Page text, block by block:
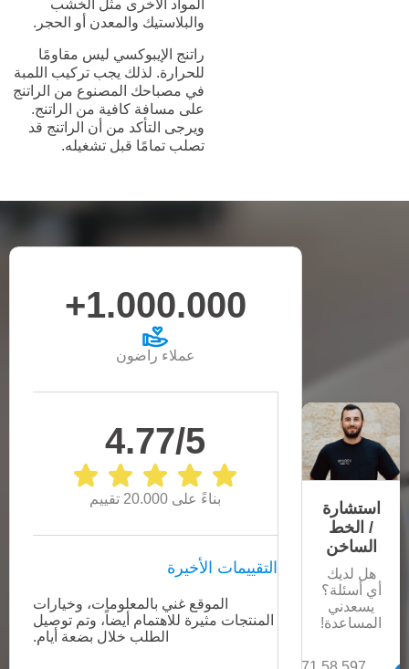
المواد الأخرى مثل الخشب
والبلاستيك والمعدن أو الحجر.
راتنج الإيبوكسي ليس مقاومًا
للحرارة. لذلك يجب تركيب اللمبة
في مصباحك المصنوع من الراتنج
على مسافة كافية من الراتنج.
ويرجى التأكد من أن الراتنج قد
تصلب تمامًا قبل تشغيله.
استشارة
/ الخط
الساخن
هل لديك
أي أسئلة؟
يسعدني
المساعدة!
1.000.000+
عملاء راضون
4.77/5
بناءً على 20.000 تقييم
التقييمات الأخيرة
الموقع غني بالمعلومات، وخيارات
المنتجات مثيرة للاهتمام أيضاً، وتم توصيل
الطلب خلال بضعة أيام.